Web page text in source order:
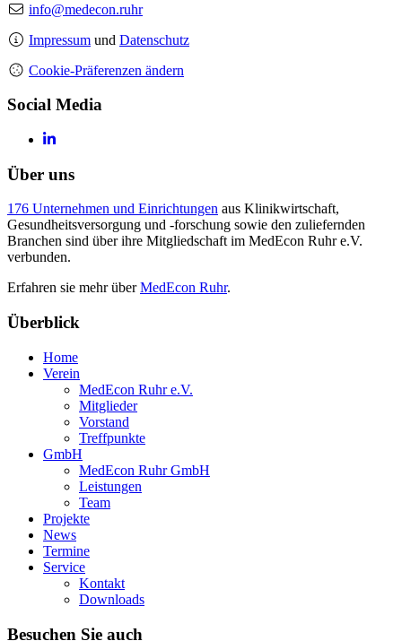
info@medecon.ruhr
Impressum und Datenschutz
Cookie-Präferenzen ändern
Social Media
Über uns
176 Unternehmen und Einrichtungen aus Klinikwirtschaft,
Gesundheitsversorgung und -forschung sowie den zuliefernden
Branchen sind über ihre Mitgliedschaft im MedEcon Ruhr e.V.
verbunden.
Erfahren sie mehr überMedEcon Ruhr.
Überblick
Home
Verein
MedEcon Ruhr e.V.
Mitglieder
Vorstand
Treffpunkte
GmbH
MedEcon Ruhr GmbH
Leistungen
Team
Projekte
News
Termine
Service
Kontakt
Downloads
Besuchen Sie auch